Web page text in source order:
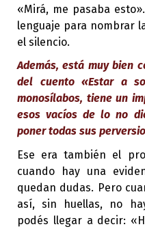
«Mirá, me pasaba
lenguaje para nombrar
el silencio.
Además, está muy bien
del cuento «Estar a
monosílabos, tiene un
esos vacíos de lo no
poner todas sus
Ese era también el
cuando hay una
quedan dudas. Pero
así, sin huellas, no
podés llegar a decir: